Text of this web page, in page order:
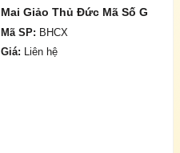
Mai Giảo Thủ Đức Mã Số G
Mã SP: BHCX
Giá: Liên hệ